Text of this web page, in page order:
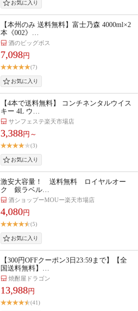
【本州のみ 送料無料】富士乃森 4000ml×2
本《002》…
酒のビッグボス
7,098円
(7)
【4本で送料無料】 コンチネンタルウイス
キー 4L ウ…
サンフェステ楽天市場店
3,388円～
(3)
激安大容量！ 送料無料 ロイヤルオー
ク 銀ラベル…
酒ショップーMOUー楽天市場店
4,080円
(5)
【300円OFFクーポン3日23:59まで】【全
国送料無料】…
焼酎屋ドラゴン
13,988円
(41)